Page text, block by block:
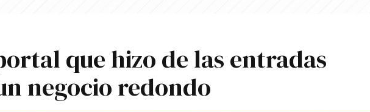
que hizo de las entradas
negocio redondo